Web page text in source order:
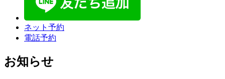
ネット予約
電話予約
お知らせ